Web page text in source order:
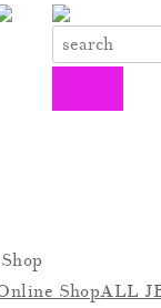
ShopALL